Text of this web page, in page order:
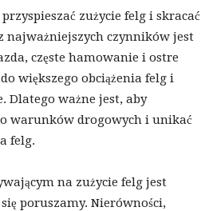
zużycie felg i skracać
najważniejszych czynników jest
częste hamowanie i ostre
większego obciążenia felg i
Dlatego ważne jest, aby
warunków drogowych i unikać
felg.
na zużycie felg jest
poruszamy. Nierówności,